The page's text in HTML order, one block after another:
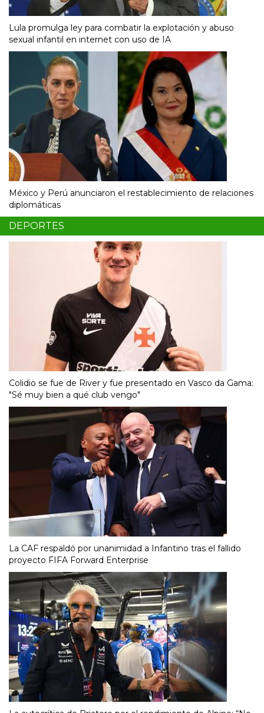
Lula promulga ley para combatir la explotación y abuso
sexual infantil en internet con uso de IA
México y Perú anunciaron el restablecimiento de relaciones
diplomáticas
DEPORTES
Colidio se fue de River y fue presentado en Vasco da Gama:
"Sé muy bien a qué club vengo"
La CAF respaldó por unanimidad a Infantino tras el fallido
proyecto FIFA Forward Enterprise